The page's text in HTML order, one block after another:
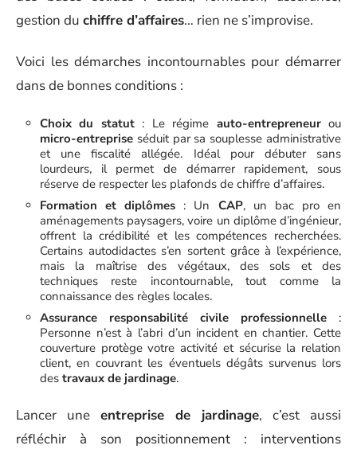
gestion du chiffre d’affaires… rien ne s’improvise.
Voici les démarches incontournables pour démarrer
dans de bonnes conditions :
Choix du statut: Le régime auto-entrepreneurou
micro-entreprise séduit par sa souplesse administrative
et une fiscalité allégée. Idéal pour débuter sans
lourdeurs, il permet de démarrer rapidement, sous
réserve de respecter les plafonds de chiffre d’affaires.
Formation et diplômes : Un CAP, un bac pro en
aménagements paysagers, voire un diplôme d’ingénieur,
offrent la crédibilité et les compétences recherchées.
Certains autodidactes s’en sortent grâce à l’expérience,
mais la maîtrise des végétaux, des sols et des
techniques reste incontournable, tout comme la
connaissance des règles locales.
Assurance responsabilité civile professionnelle :
Personne n’est à l’abri d’un incident en chantier. Cette
couverture protège votre activité et sécurise la relation
client, en couvrant les éventuels dégâts survenus lors
des travaux de jardinage.
Lancer une entreprise de jardinage, c’est aussi
réfléchir à son positionnement : interventions